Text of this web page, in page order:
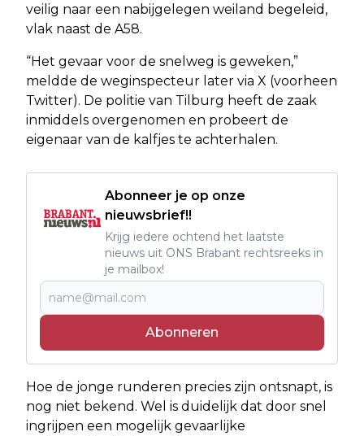
veilig naar een nabijgelegen weiland begeleid,
vlak naast de A58.
“Het gevaar voor de snelweg is geweken,”
meldde de weginspecteur later via X (voorheen
Twitter). De politie van Tilburg heeft de zaak
inmiddels overgenomen en probeert de
eigenaar van de kalfjes te achterhalen.
Abonneer je op onze
nieuwsbrief!!
Krijg iedere ochtend het laatste
nieuws uit ONS Brabant rechtsreeks in
je mailbox!
Abonneren
Hoe de jonge runderen precies zijn ontsnapt, is
nog niet bekend. Wel is duidelijk dat door snel
ingrijpen een mogelijk gevaarlijke